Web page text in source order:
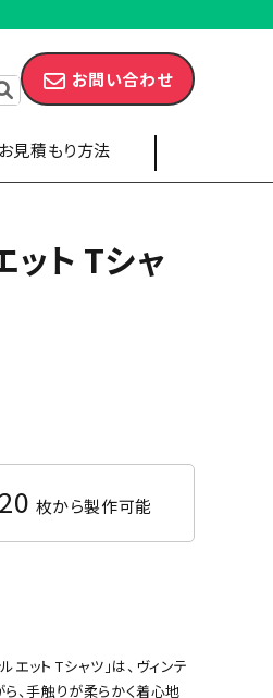
お問い合わせ
クル
お見積もり方法
ット Tシャ
20 枚から製作可能
ット Tシャツ」は、ヴィンテ
、手触りが柔らかく着心地